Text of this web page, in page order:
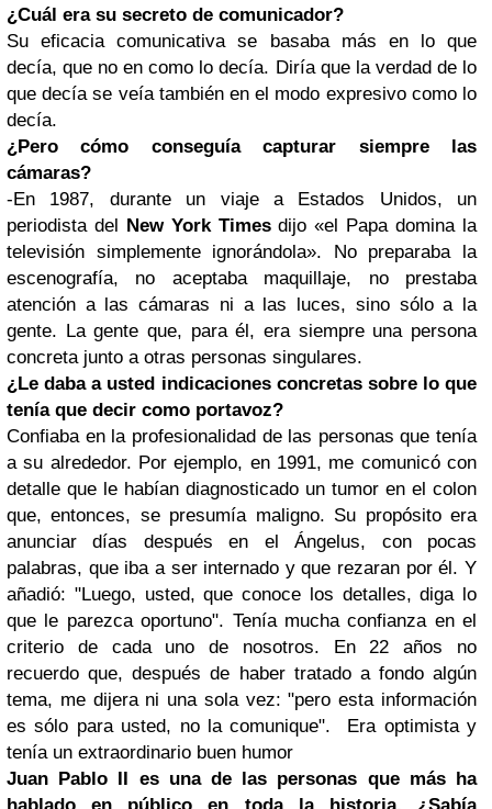
¿Cuál era su secreto de comunicador?
Su eficacia comunicativa se basaba más en lo que
decía, que no en como lo decía. Diría que la verdad de lo
que decía se veía también en el modo expresivo como lo
decía.
¿Pero cómo conseguía capturar siempre las
cámaras?
-En 1987, durante un viaje a Estados Unidos, un
periodista del New York Timesdijo «el Papa domina la
televisión simplemente ignorándola». No preparaba la
escenografía, no aceptaba maquillaje, no prestaba
atención a las cámaras ni a las luces, sino sólo a la
gente. La gente que, para él, era siempre una persona
concreta junto a otras personas singulares.
¿Le daba a usted indicaciones concretas sobre lo que
tenía que decir como portavoz?
Confiaba en la profesionalidad de las personas que tenía
a su alrededor. Por ejemplo, en 1991, me comunicó con
detalle que le habían diagnosticado un tumor en el colon
que, entonces, se presumía maligno. Su propósito era
anunciar días después en el Ángelus, con pocas
palabras, que iba a ser internado y que rezaran por él. Y
añadió: "Luego, usted, que conoce los detalles, diga lo
que le parezca oportuno". Tenía mucha confianza en el
criterio de cada uno de nosotros. En 22 años no
recuerdo que, después de haber tratado a fondo algún
tema, me dijera ni una sola vez: "pero esta información
es sólo para usted, no la comunique". Era optimista y
tenía un extraordinario buen humor
Juan Pablo II es una de las personas que más ha